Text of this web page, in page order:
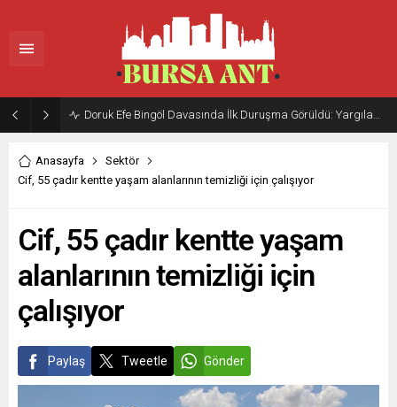
Doruk Efe Bingöl Davasında İlk Duruşma Görüldü: Yargılama 20 Ekim 2026’ya Ertelendi
Anasayfa
Sektör
Cif, 55 çadır kentte yaşam alanlarının temizliği için çalışıyor
Cif, 55 çadır kentte yaşam
alanlarının temizliği için
çalışıyor
Paylaş Tweetle Gönder